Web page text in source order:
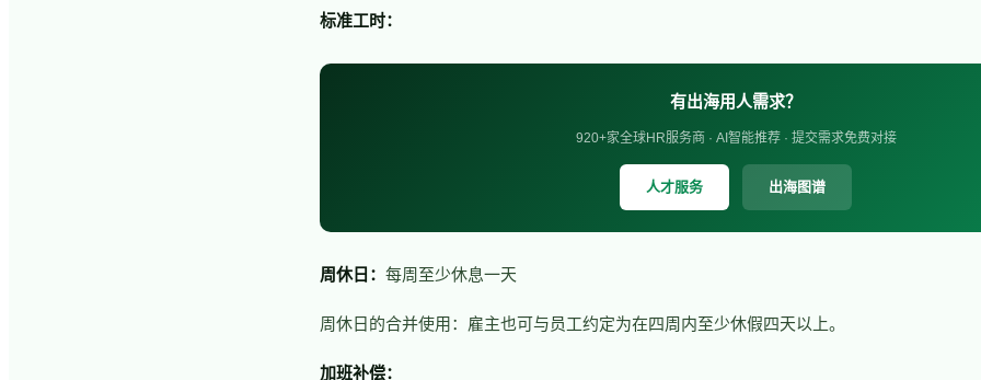
标准工时：
有出海用人需求？
920+家全球HR服务商 · AI智能推荐 · 提交需求免费对接
人才服务 出海图谱
周休日： 每周至少休息一天
周休日的合并使用：雇主也可与员工约定为在四周内至少休假四天以上。
加班补偿：